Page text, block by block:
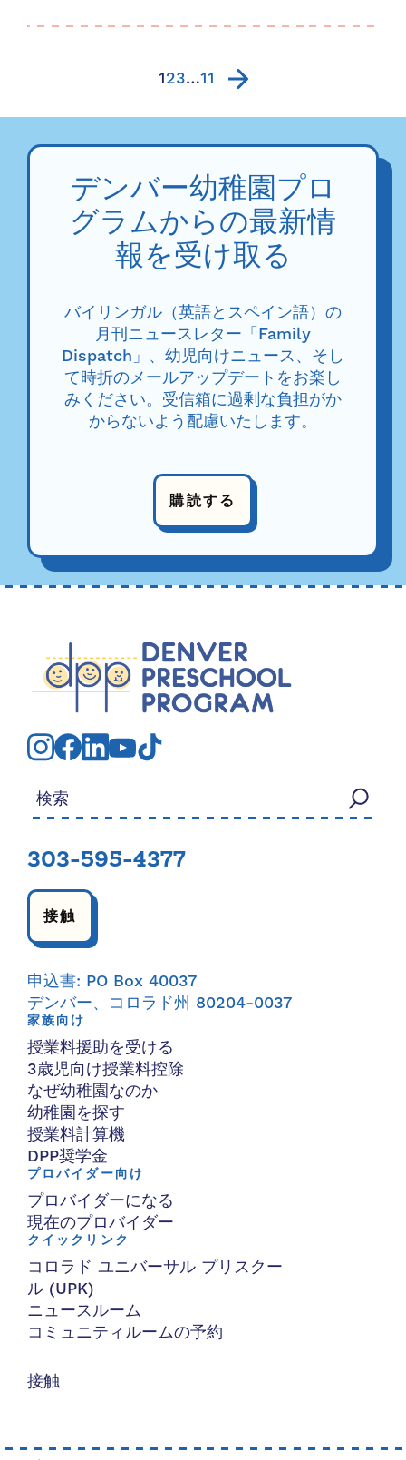
内の家庭とつながるために、地域のパート
123…11
デンバー幼稚園プロ
グラムからの最新情
報を受け取る
バイリンガル（英語とスペイン語）の
月刊ニュースレター「Family
Dispatch」、幼児向けニュース、そし
て時折のメールアップデートをお楽し
みください。受信箱に過剰な負担がか
からないよう配慮いたします。
購読する
検索する：
303-595-4377
接触
申込書: PO Box 40037
デンバー、コロラド州 80204-0037
家族向け
授業料援助を受ける
3歳児向け授業料控除
なぜ幼稚園なのか
幼稚園を探す
授業料計算機
DPP奨学金
プロバイダー向け
プロバイダーになる
現在のプロバイダー
クイックリンク
コロラド ユニバーサル プリスクー
ル (UPK)
ニュースルーム
コミュニティルームの予約
接触